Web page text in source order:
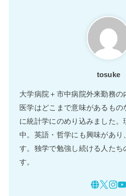
tosuke
大学病院＋市中病院外来勤務の
医学はどこまで意味があるもの
に統計学にのめり込みました。
中。英語・哲学にも興味があり
す。独学で勉強し続ける人た
す。